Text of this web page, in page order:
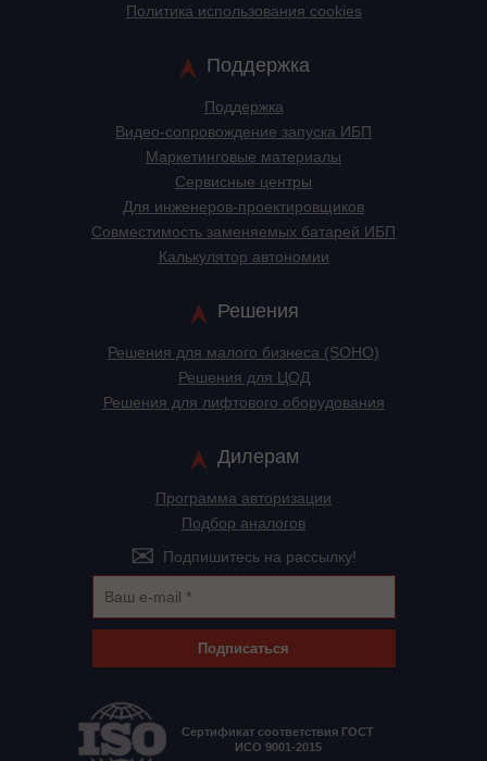
Политика использования cookies
Поддержка
Поддержка
Видео-сопровождение запуска ИБП
Маркетинговые материалы
Сервисные центры
Для инженеров-проектировщиков
Cовместимость заменяемых батарей ИБП
Калькулятор автономии
Решения
Решения для малого бизнеса (SOHO)
Решения для ЦОД
Решения для лифтового оборудования
Дилерам
Программа авторизации
Подбор аналогов
Подпишитесь на рассылку!
Подписаться
Сертификат соответствия ГОСТ
ИСО 9001-2015